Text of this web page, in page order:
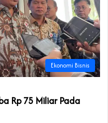
Ekonomi Bisnis
Rp 75 Miliar Pada